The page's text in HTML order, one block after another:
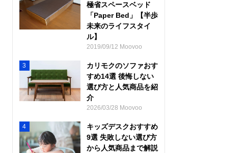
極省スペースベッド
「Paper Bed」【半歩
未来のライフスタイ
ル】
2019/09/12 Moovoo
3
カリモクのソファおす
すめ14選 後悔しない
選び方と人気商品を紹
介
2026/03/28 Moovoo
4
キッズデスクおすすめ
9選 失敗しない選び方
から人気商品まで解説